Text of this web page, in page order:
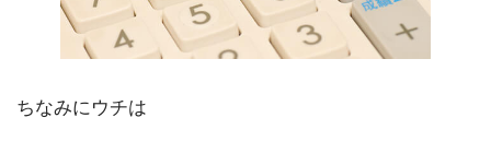
ちなみにウチは